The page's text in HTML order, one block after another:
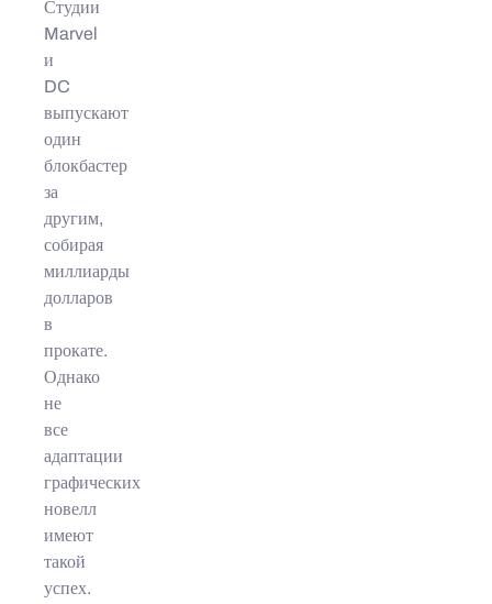
Студии
Marvel
и
DC
выпускают
один
блокбастер
за
другим,
собирая
миллиарды
долларов
в
прокате.
Однако
не
все
адаптации
графических
новелл
имеют
такой
успех.